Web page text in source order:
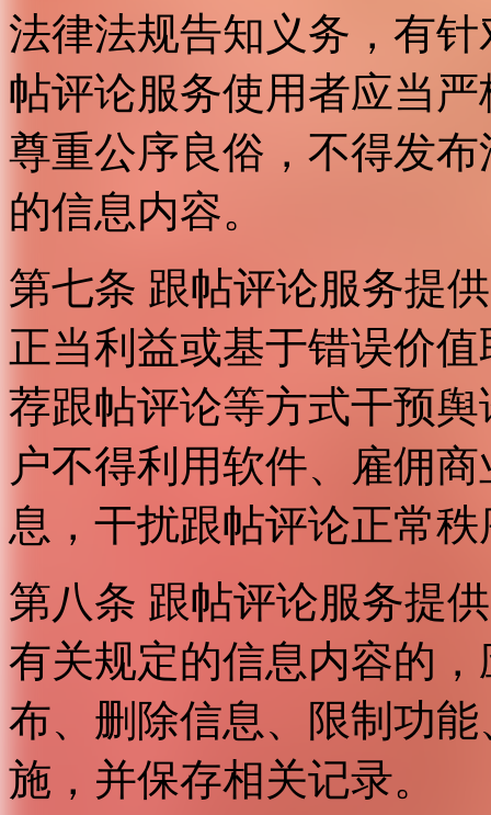
法律法规告知义务，有
帖评论服务使用者应当
尊重公序良俗，不得发
的信息内容。
第七条 跟帖评论服务提
正当利益或基于错误价
荐跟帖评论等方式干预
户不得利用软件、雇佣
息，干扰跟帖评论正常
第八条 跟帖评论服务提
有关规定的信息内容的
布、删除信息、限制功
施，并保存相关记录。